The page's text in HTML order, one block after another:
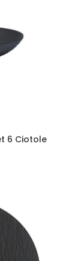
6 Ciotole